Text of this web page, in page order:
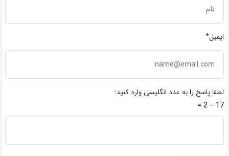
ایمیل*
لطفا پاسخ را به عدد انگلیسی وارد کنید:
17 − 2 =